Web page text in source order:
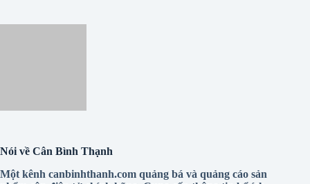
Một kênh canbinhthanh.com quảng bá và quảng cáo sản
và giới thiệu các dòng thiết bị đo lường trọng lượng trên